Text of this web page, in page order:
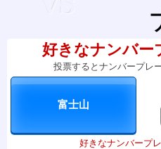
好きなナンバー
投票するとナンバープレ
好きなナンバープ